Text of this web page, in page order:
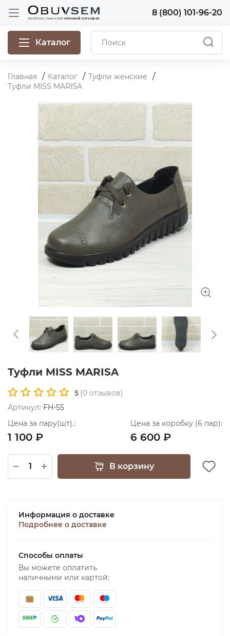
8 (800) 101-96-20
Каталог
Главная Каталог
Туфли женские
Туфли MISS MARISA
Туфли MISS MARISA
5 (0 отзывов)
Артикул: FH-55
Цена за пару(шт).:
1 100 ₽
Цена за коробку (6 пар):
6 600 ₽
В корзину
Информация о доставке
Подробнее о доставке
Способы оплаты
Вы можете оплатить
наличными или картой: